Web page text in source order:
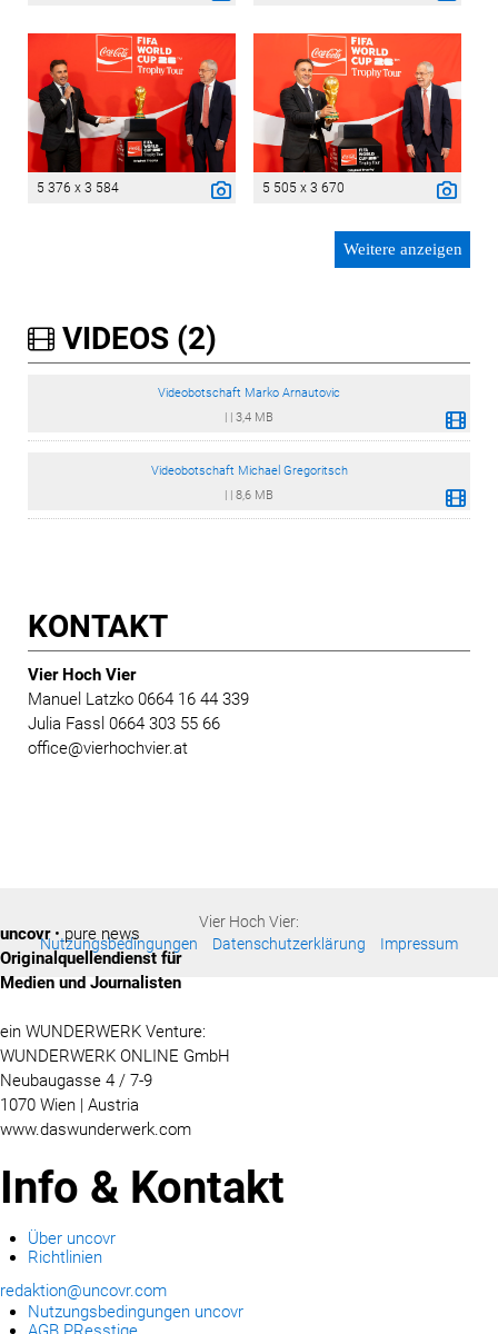
5 376 x 3 584 5 505 x 3 670
Weitere anzeigen
VIDEOS (2)
Videobotschaft Marko Arnautovic
| | 3,4 MB
Videobotschaft Michael Gregoritsch
| | 8,6 MB
KONTAKT
Vier Hoch Vier
Manuel Latzko 0664 16 44 339
Julia Fassl 0664 303 55 66
office@vierhochvier.at
Vier Hoch Vier:
Nutzungsbedingungen
Datenschutzerklärung Impressum
uncovr• pure news
Originalquellendienst für
Medien und Journalisten
ein WUNDERWERK Venture:
WUNDERWERK ONLINE GmbH
Neubaugasse 4 / 7-9
1070 Wien | Austria
www.daswunderwerk.com
Info & Kontakt
Über uncovr
Richtlinien
redaktion@uncovr.com
Nutzungsbedingungen uncovr